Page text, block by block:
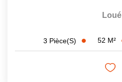
Loué
3 Pièce(s) 52 M²